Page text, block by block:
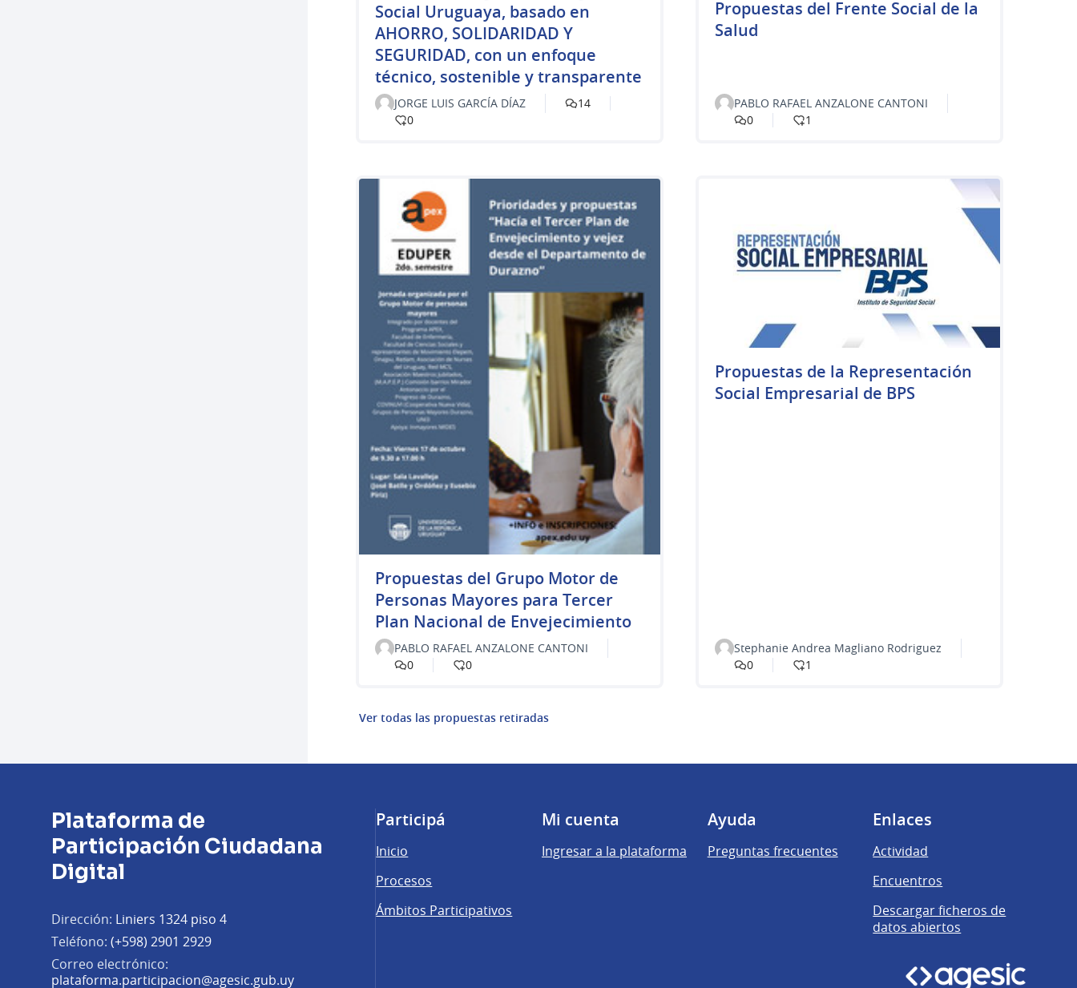
Social Uruguaya, basado en
AHORRO, SOLIDARIDAD Y
SEGURIDAD, con un enfoque
técnico, sostenible y transparente
JORGE LUIS GARCÍA DÍAZ
14
0
Propuestas del Frente Social de la
Salud
PABLO RAFAEL ANZALONE CANTONI
0
1
Propuestas del Grupo Motor de
Personas Mayores para Tercer
Plan Nacional de Envejecimiento
PABLO RAFAEL ANZALONE CANTONI
0
0
Propuestas de la Representación
Social Empresarial de BPS
Stephanie Andrea Magliano Rodriguez
0
1
Ver todas las propuestas retiradas
Plataforma de
Participación Ciudadana
Digital
Dirección: Liniers 1324 piso 4
Teléfono: (+598) 2901 2929
Correo electrónico:
plataforma.participacion@agesic.gub.uy(Abrir en una pestaña nueva)
Participá
Inicio
Procesos
Ámbitos Participativos
Mi cuenta
Ingresar a la plataforma
Ayuda
Preguntas frecuentes
Enlaces
Actividad
Encuentros
Descargar ficheros de
datos abiertos